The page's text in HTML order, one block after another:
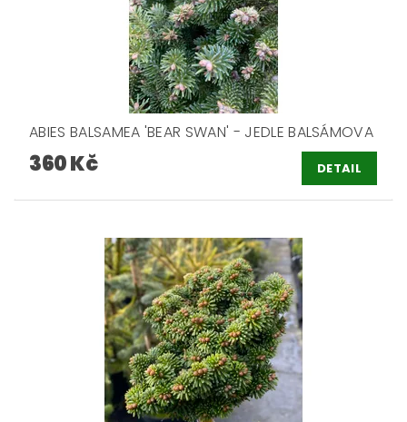
ABIES BALSAMEA 'BEAR SWAN' - JEDLE BALSÁMOVA
360 Kč DETAIL